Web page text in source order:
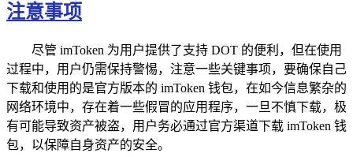
注意事项
尽管 imToken 为用户提供了支持 DOT 的便利，但在使用
过程中，用户仍需保持警惕，注意一些关键事项，要确保自己
下载和使用的是官方版本的 imToken 钱包，在如今信息繁杂的
网络环境中，存在着一些假冒的应用程序，一旦不慎下载，极
有可能导致资产被盗，用户务必通过官方渠道下载 imToken 钱
包，以保障自身资产的安全。